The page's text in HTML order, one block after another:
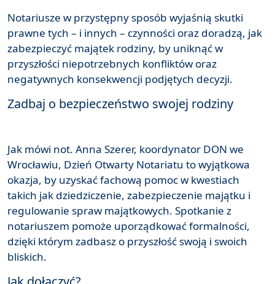
Notariusze w przystępny sposób wyjaśnią skutki
prawne tych – i innych – czynności oraz doradzą, jak
zabezpieczyć majątek rodziny, by uniknąć w
przyszłości niepotrzebnych konfliktów oraz
negatywnych konsekwencji podjętych decyzji.
Zadbaj o bezpieczeństwo swojej rodziny
Jak mówi not. Anna Szerer, koordynator DON we
Wrocławiu, Dzień Otwarty Notariatu to wyjątkowa
okazja, by uzyskać fachową pomoc w kwestiach
takich jak dziedziczenie, zabezpieczenie majątku i
regulowanie spraw majątkowych. Spotkanie z
notariuszem pomoże uporządkować formalności,
dzięki którym zadbasz o przyszłość swoją i swoich
bliskich.